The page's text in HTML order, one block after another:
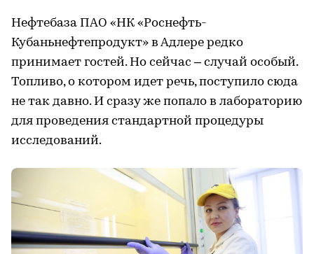
Нефтебаза ПАО «НК «Роснефть-
Кубаньнефтепродукт» в Адлере редко
принимает гостей. Но сейчас – случай особый.
Топливо, о котором идет речь, поступило сюда
не так давно. И сразу же попало в лабораторию
для проведения стандартной процедуры
исследований.